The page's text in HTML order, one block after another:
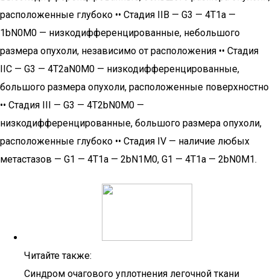
расположенные глубоко •• Стадия IIB — G3 — 4T1a —
1bN0M0 — низкодифференцированные, небольшого
размера опухоли, независимо от расположения •• Стадия
IIC — G3 — 4T2aN0M0 — низкодифференцированные,
большого размера опухоли, расположенные поверхностно
•• Стадия III — G3 — 4T2bN0M0 —
низкодифференцированные, большого размера опухоли,
расположенные глубоко •• Стадия IV — наличие любых
метастазов — G1 — 4T1а — 2bN1M0, G1 — 4T1а — 2bN0M1.
Читайте также:
Синдром очагового уплотнения легочной ткани